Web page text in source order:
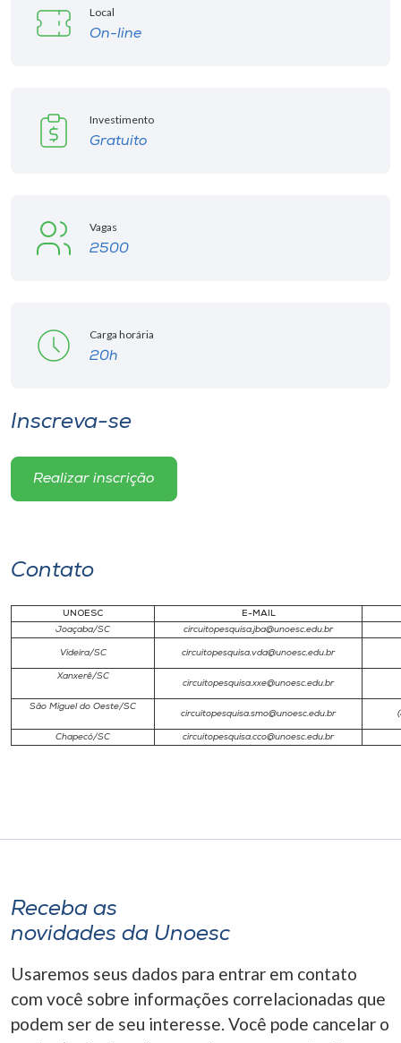
Local
On-line
Investimento
Gratuito
Vagas
2500
Carga horária
20h
Inscreva-se
Realizar inscrição
Contato
UNOESC
E-MAIL
Joaçaba/SC
circuitopesquisa.jba@unoesc.edu.br
Videira/SC circuitopesquisa.vda@unoesc.edu.br
Xanxerê/SC
circuitopesquisa.xxe@unoesc.edu.br
São Miguel do Oeste/SC
circuitopesquisa.smo@unoesc.edu.br
Chapecó/SC circuitopesquisa.cco@unoesc.edu.br
Receba as
novidades da Unoesc
Usaremos seus dados para entrar em contato
com você sobre informações correlacionadas que
podem ser de seu interesse. Você pode cancelar o